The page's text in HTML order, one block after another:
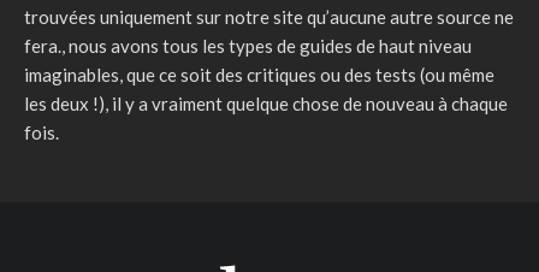
trouvées uniquement sur notre site qu’aucune autre source ne
fera., nous avons tous les types de guides de haut niveau
imaginables, que ce soit des critiques ou des tests (ou même
les deux !), il y a vraiment quelque chose de nouveau à chaque
fois.